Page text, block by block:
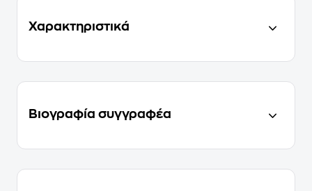
Χαρακτηριστικά
Βιογραφία συγγραφέα